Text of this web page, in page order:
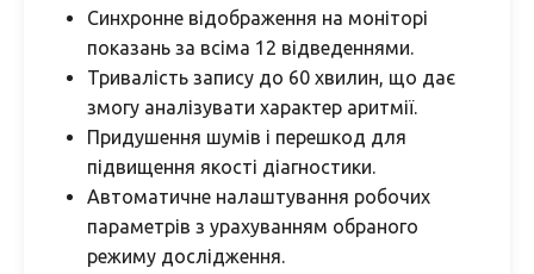
Синхронне відображення на моніторі
показань за всіма 12 відведеннями.
Тривалість запису до 60 хвилин, що дає
змогу аналізувати характер аритмії.
Придушення шумів і перешкод для
підвищення якості діагностики.
Автоматичне налаштування робочих
параметрів з урахуванням обраного
режиму дослідження.